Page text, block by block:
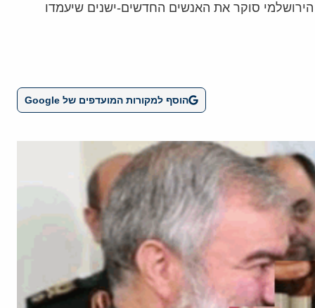
סוקר את האנשים החדשים-ישנים שיעמדו
הוסף למקורות המועדפים של Google